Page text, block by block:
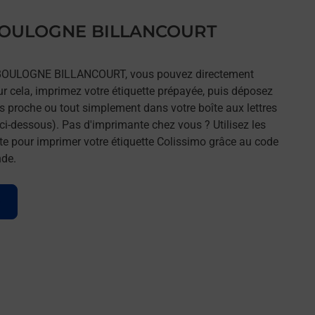
BILLANCOURT
BILLANCOURT, vous pouvez directement
cela, imprimez votre étiquette prépayée, puis déposez
proche ou tout simplement dans votre boîte aux lettres
dessous). Pas d'imprimante chez vous ? Utilisez les
pour imprimer votre étiquette Colissimo grâce au code